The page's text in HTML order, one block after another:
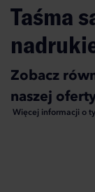
Taśma samoprzylepna z
Zobacz
naszej
Więcej informacji o